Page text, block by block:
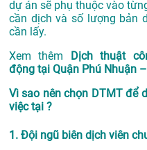
dự án sẽ phụ thuộc vào
cần dịch và số lượng bản
cần lấy.
Xem thêm
Dịch thuật
động tại Quận Phú Nhuận
Vì sao nên chọn DTMT để
việc tại ?
1. Đội ngũ biên dịch viên